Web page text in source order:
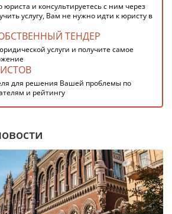
юриста и консультируетесь с ним через
услугу, Вам не нужно идти к юристу в
ТЕНДЕР
услуги и получите самое
для решения Вашей проблемы по
и рейтингу